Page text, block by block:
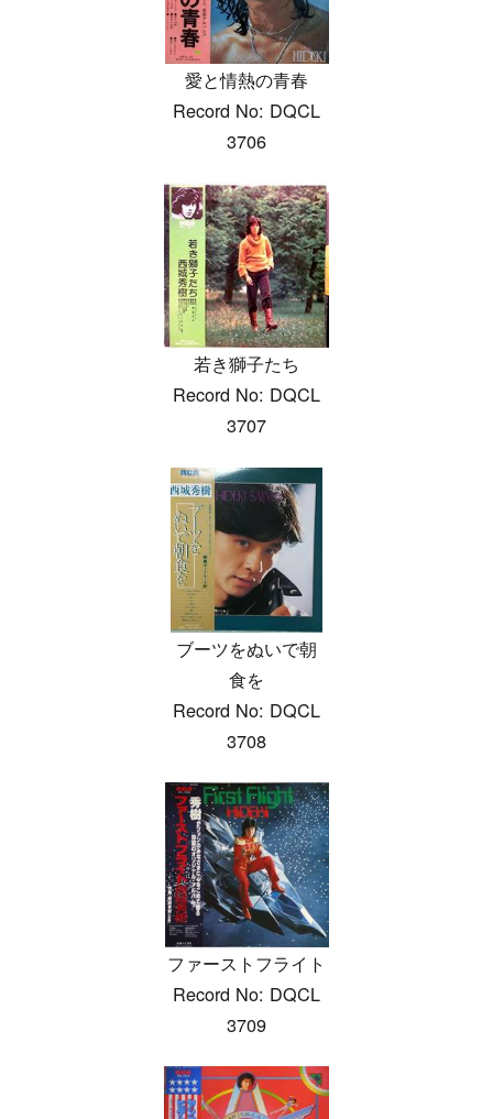
愛と情熱の青春
Record No: DQCL
3706
若き獅子たち
Record No: DQCL
3707
ブーツをぬいで朝
食を
Record No: DQCL
3708
ファーストフライト
Record No: DQCL
3709